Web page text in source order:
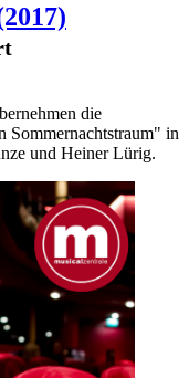
die
Sommernachtstraum" in
und Heiner Lürig.